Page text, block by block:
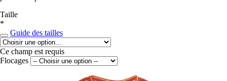
Taille
*
Guide des tailles
Ce champ est requis
Flocages